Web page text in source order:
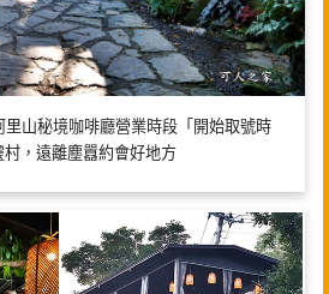
里山秘境咖啡廳營業時段「開始取號時
，遠離塵囂約會好地方